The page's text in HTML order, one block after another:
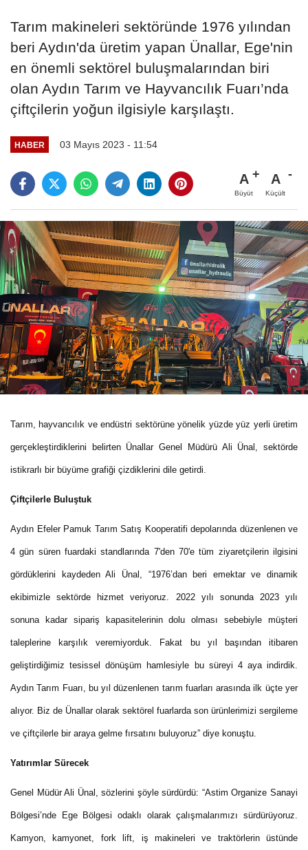
Tarım makineleri sektöründe 1976 yılından
beri Aydın'da üretim yapan Ünallar, Ege'nin
en önemli sektörel buluşmalarından biri
olan Aydın Tarım ve Hayvancılık Fuarı’nda
çiftçilerin yoğun ilgisiyle karşılaştı.
HABER 03 Mayıs 2023 - 11:54
A
Büyüt
A
Küçült
Tarım, hayvancılık ve endüstri sektörüne yönelik yüzde yüz yerli üretim
gerçekleştirdiklerini belirten Ünallar Genel Müdürü Ali Ünal, sektörde
istikrarlı bir büyüme grafiği çizdiklerini dile getirdi.
Çiftçilerle Buluştuk
Aydın Efeler Pamuk Tarım Satış Kooperatifi depolarında düzenlenen ve
4 gün süren fuardaki standlarında 7'den 70'e tüm ziyaretçilerin ilgisini
gördüklerini kaydeden Ali Ünal, “1976’dan beri emektar ve dinamik
ekibimizle sektörde hizmet veriyoruz. 2022 yılı sonunda 2023 yılı
sonuna kadar sipariş kapasitelerinin dolu olması sebebiyle müşteri
taleplerine karşılık veremiyorduk. Fakat bu yıl başından itibaren
geliştirdiğimiz tesissel dönüşüm hamlesiyle bu süreyi 4 aya indirdik.
Aydın Tarım Fuarı, bu yıl düzenlenen tarım fuarları arasında ilk üçte yer
alıyor. Biz de Ünallar olarak sektörel fuarlarda son ürünlerimizi sergileme
ve çiftçilerle bir araya gelme fırsatını buluyoruz” diye konuştu.
Yatırımlar Sürecek
Genel Müdür Ali Ünal, sözlerini şöyle sürdürdü: “Astim Organize Sanayi
Bölgesi’nde Ege Bölgesi odaklı olarak çalışmalarımızı sürdürüyoruz.
Kamyon, kamyonet, fork lift, iş makineleri ve traktörlerin üstünde